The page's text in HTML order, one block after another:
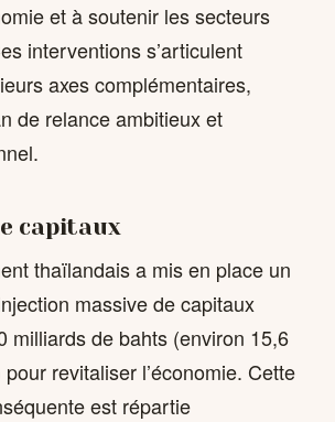
et à soutenir les secteurs
interventions s’articulent
axes complémentaires,
de relance ambitieux et
capitaux
thaïlandais a mis en place un
massive de capitaux
milliards de bahts (environ 15,6
revitaliser l’économie. Cette
est répartie